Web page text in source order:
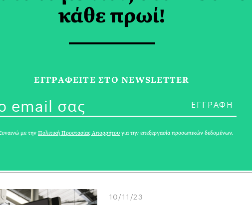
#BraveNewFood:
Καθορίζουν το
ΑΘΗΝΕΑ
10/11/23
κάθε πρωί!
ΕΓΓPΑΦΕΙΤΕ ΣΤΟ NEWSLETTER
με την Πολιτική Προστασίας Απορρήτου για την επεξεργασία προσωπικών δεδομένων.